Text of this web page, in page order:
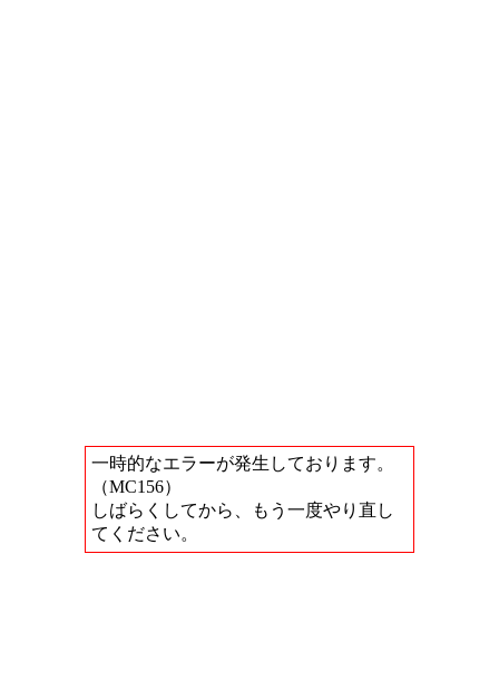
一時的なエラーが発生しております。
（MC156）
しばらくしてから、もう一度やり直し
てください。